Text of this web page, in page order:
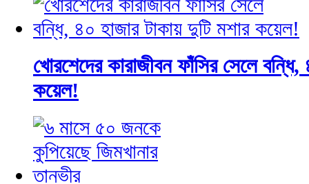
খোরশেদের কারাজীবন ফাঁসির সেলে বন্ধি,
কয়েল!